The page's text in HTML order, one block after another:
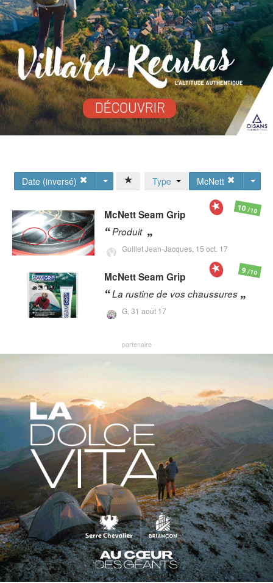
Date (inversé) McNett
Type
McNettSeam Grip
Produit
Guillet Jean-Jacques, 15 oct. 17
10/10
McNettSeam Grip
La rustine de vos chaussures
G, 31 août 17
9/10